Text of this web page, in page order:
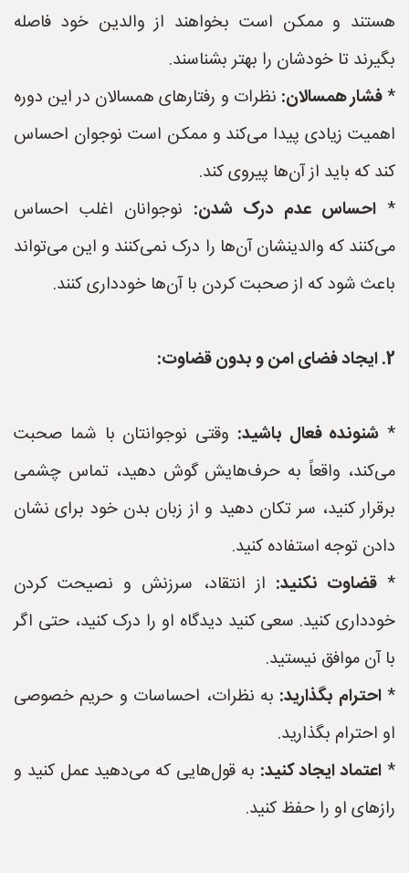
هستند و ممکن است بخواهند از والدین خود فاصله
بگیرند تا خودشان را بهتر بشناسند.
*فشار همسالان: نظرات و رفتارهای همسالان در این دوره
اهمیت زیادی پیدا می‌کند و ممکن است نوجوان احساس
کند که باید از آن‌ها پیروی کند.
* احساس عدم درک شدن: نوجوانان اغلب احساس
می‌کنند که والدینشان آن‌ها را درک نمی‌کنند و این می‌تواند
باعث شود که از صحبت کردن با آن‌ها خودداری کنند.
2. ایجاد فضای امن و بدون قضاوت:
* شنونده فعال باشید: وقتی نوجوانتان با شما صحبت
می‌کند، واقعاً به حرف‌هایش گوش دهید، تماس چشمی
برقرار کنید، سر تکان دهید و از زبان بدن خود برای نشان
دادن توجه استفاده کنید.
*قضاوت نکنید: از انتقاد، سرزنش و نصیحت کردن
خودداری کنید. سعی کنید دیدگاه او را درک کنید، حتی اگر
با آن موافق نیستید.
*احترام بگذارید: به نظرات، احساسات و حریم خصوصی
او احترام بگذارید.
* اعتماد ایجاد کنید: به قول‌هایی که می‌دهید عمل کنید و
رازهای او را حفظ کنید.